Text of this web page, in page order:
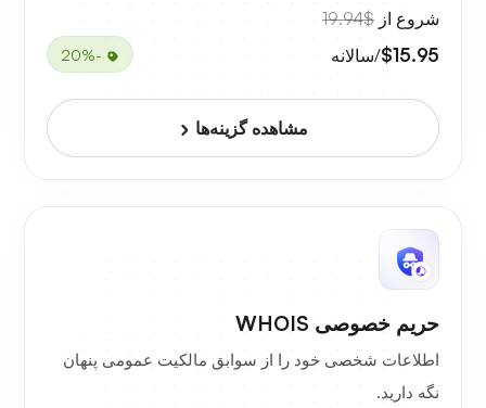
شروع از $19.94
$15.95/سالانه -20%
مشاهده گزینه‌ها
حریم خصوصی WHOIS
اطلاعات شخصی خود را از سوابق مالکیت عمومی پنهان
نگه دارید.